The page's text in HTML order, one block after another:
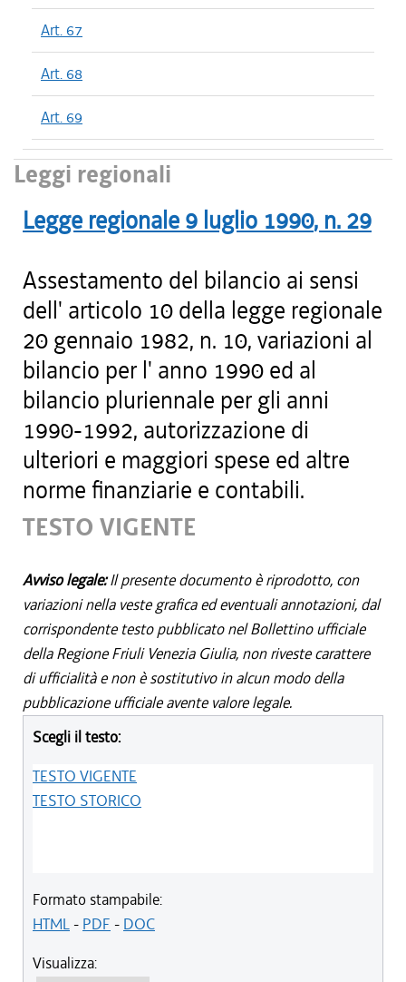
Art. 67
Art. 68
Art. 69
Leggi regionali
Legge regionale 9 luglio 1990, n. 29
Assestamento del bilancio ai sensi
dell' articolo 10 della legge regionale
20 gennaio 1982, n. 10, variazioni al
bilancio per l' anno 1990 ed al
bilancio pluriennale per gli anni
1990-1992, autorizzazione di
ulteriori e maggiori spese ed altre
norme finanziarie e contabili.
TESTO VIGENTE
Avviso legale:Il presente documento è riprodotto, con
variazioni nella veste grafica ed eventuali annotazioni, dal
corrispondente testo pubblicato nel Bollettino ufficiale
della Regione Friuli Venezia Giulia, non riveste carattere
di ufficialità e non è sostitutivo in alcun modo della
pubblicazione ufficiale avente valore legale.
Scegli il testo:
TESTO VIGENTE
TESTO STORICO
Formato stampabile:
HTML- PDF - DOC
Visualizza: